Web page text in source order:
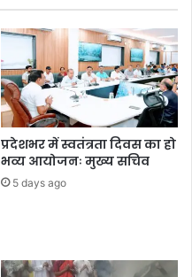
प्रदेशभर में स्वतंत्रता दिवस का हो
भव्य आयोजनः मुख्य सचिव
5 days ago